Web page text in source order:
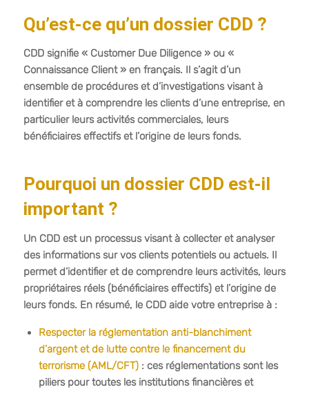
Qu’est-ce qu’un dossier CDD ?
CDD signifie « Customer Due Diligence » ou «
Connaissance Client » en français. Il s’agit d’un
ensemble de procédures et d’investigations visant à
identifier et à comprendre les clients d’une entreprise, en
particulier leurs activités commerciales, leurs
bénéficiaires effectifs et l’origine de leurs fonds.
Pourquoi un dossier CDD est-il
important ?
Un CDD est un processus visant à collecter et analyser
des informations sur vos clients potentiels ou actuels. Il
permet d’identifier et de comprendre leurs activités, leurs
propriétaires réels (bénéficiaires effectifs) et l’origine de
leurs fonds. En résumé, le CDD aide votre entreprise à :
Respecter la réglementation anti-blanchiment
d’argent et de lutte contre le financement du
terrorisme (AML/CFT): ces réglementations sont les
piliers pour toutes les institutions financières et